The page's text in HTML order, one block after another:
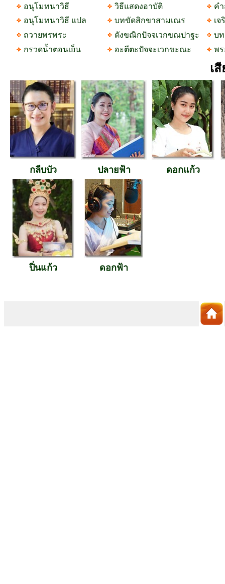
อนุโมทนาวิธี
วิธีแสดงอาบัติ
ค
อนุโมทนาวิธี แปล
บทขัดสิกขาสามเณร
เ
ถวายพรพระ
ตังขณิกปัจจเวกขณปาฐะ
บ
กรวดน้ำตอนเย็น
อะตีตะปัจจะเวกขะณะ พ
เ
กลีบบัว ปลายฟ้า ดอกแก้ว
ปิ่นแก้ว ดอกฟ้า